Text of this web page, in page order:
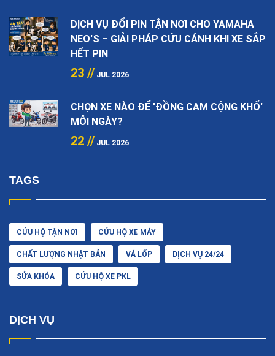
DỊCH VỤ ĐỔI PIN TẬN NƠI CHO YAMAHA
NEO'S – GIẢI PHÁP CỨU CÁNH KHI XE SẮP
HẾT PIN
23 // JUL 2026
CHỌN XE NÀO ĐỂ 'ĐỒNG CAM CỘNG KHỔ'
MỖI NGÀY?
22 // JUL 2026
TAGS
CỨU HỘ TẬN NƠI CỨU HỘ XE MÁY
CHẤT LƯỢNG NHẬT BẢN VÁ LỐP DỊCH VỤ 24/24
SỬA KHÓA CỨU HỘ XE PKL
DỊCH VỤ